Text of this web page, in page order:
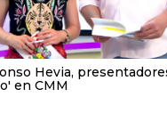
Hevia,
en CMM